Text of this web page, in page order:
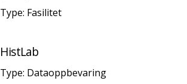
Type: Fasilitet
HistLab
Type: Dataoppbevaring